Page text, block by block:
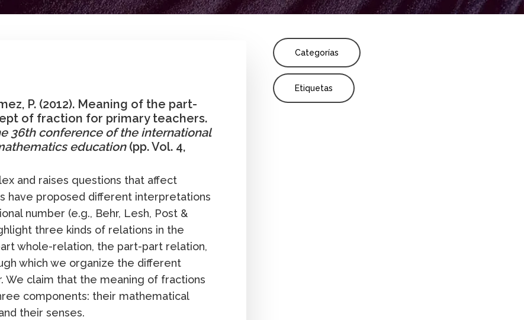
Capítulo Formación profesional
P. (2012). Meaning of the part-
of fraction for primary teachers.
36th conference of the international
education(pp. Vol. 4,
and raises questions that affect
have proposed different interpretations
number (e.g., Behr, Lesh, Post &
three kinds of relations in the
whole-relation, the part-part relation,
which we organize the different
We claim that the meaning of fractions
components: their mathematical
their senses.
Categorías
Etiquetas